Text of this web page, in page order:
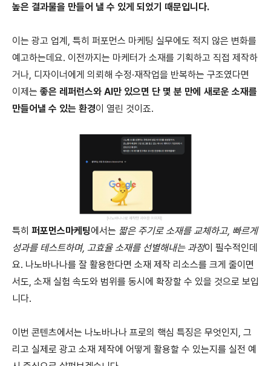
높은 결과물을 만들어 낼 수 있게 되었기 때문입니다.
이는 광고 업계, 특히 퍼포먼스 마케팅 실무에도 적지 않은 변화를
예고하는데요. 이전까지는 마케터가 소재를 기획하고 직접 제작하
거나, 디자이너에게 의뢰해 수정·재작업을 반복하는 구조였다면
이제는 좋은 레퍼런스와 AI만 있으면 단 몇 분 만에 새로운 소재를
만들어낼 수 있는 환경이 열린 것이죠.
특히 퍼포먼스마케팅에서는 짧은 주기로 소재를 교체하고, 빠르게
성과를 테스트하며, 고효율 소재를 선별해내는 과정이 필수적인데
요. 나노바나나를 잘 활용한다면 소재 제작 리소스를 크게 줄이면
서도, 소재 실험 속도와 범위를 동시에 확장할 수 있을 것으로 보입
니다.
이번 콘텐츠에서는 나노바나나 프로의 핵심 특징은 무엇인지, 그
리고 실제로 광고 소재 제작에 어떻게 활용할 수 있는지를 실전 예